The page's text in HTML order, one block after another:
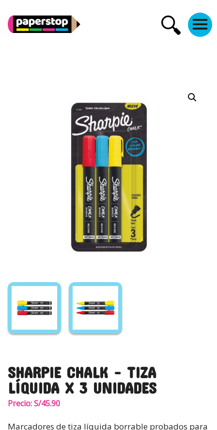
PaperStop
SHARPIE CHALK – TIZA
LÍQUIDA X 3 UNIDADES
Precio:S/45.90
Marcadores de tiza líquida borrable probados para